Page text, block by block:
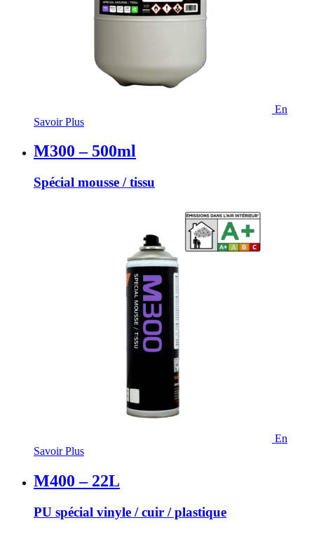
En
Savoir Plus
M300 – 500ml
Spécial mousse / tissu
En
Savoir Plus
M400 – 22L
PU spécial vinyle / cuir / plastique